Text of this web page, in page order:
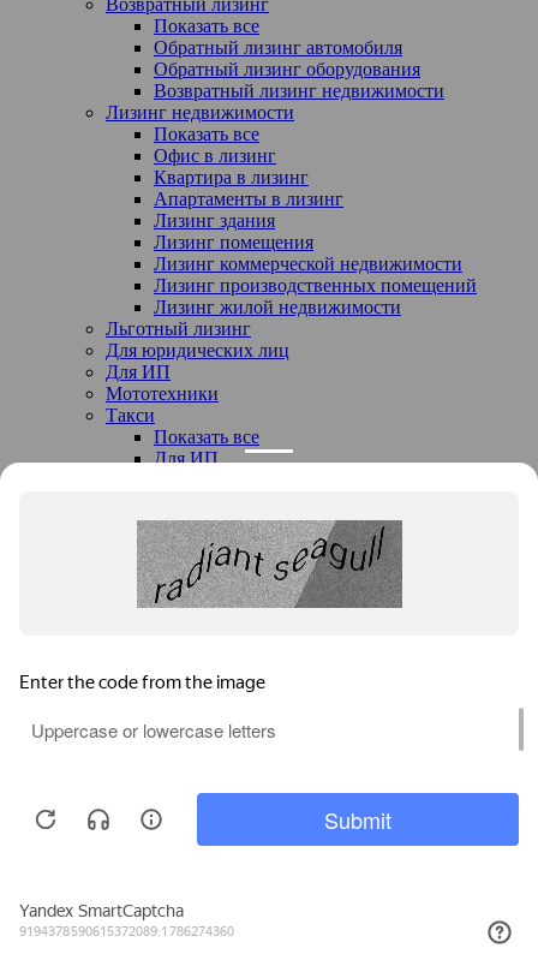
Возвратный лизинг
Показать все
Обратный лизинг автомобиля
Обратный лизинг оборудования
Возвратный лизинг недвижимости
Лизинг недвижимости
Показать все
Офис в лизинг
Квартира в лизинг
Апартаменты в лизинг
Лизинг здания
Лизинг помещения
Лизинг коммерческой недвижимости
Лизинг производственных помещений
Лизинг жилой недвижимости
Льготный лизинг
Для юридических лиц
Для ИП
Мототехники
Такси
Показать все
Для ИП
Ноутбуков
Компьютеров
Без права выкупа
С выкупом
Без первоначального взноса
Бытовой техники
Статьи
Каталог техники
+7 (495)103-49-76
Ежедневно с 9:00 до 18:00